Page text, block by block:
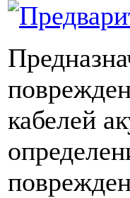
кабелей